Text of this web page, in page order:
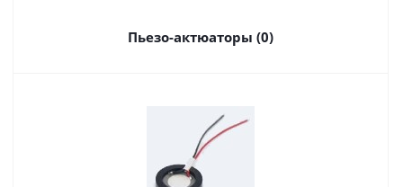
Пьезо-актюаторы (0)